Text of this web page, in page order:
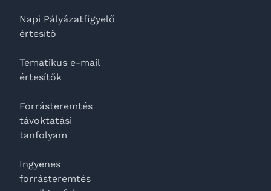
Napi Pályázatfigyelő
értesítő
Tematikus e-mail
értesítők
Forrásteremtés
távoktatási
tanfolyam
Ingyenes
forrásteremtés